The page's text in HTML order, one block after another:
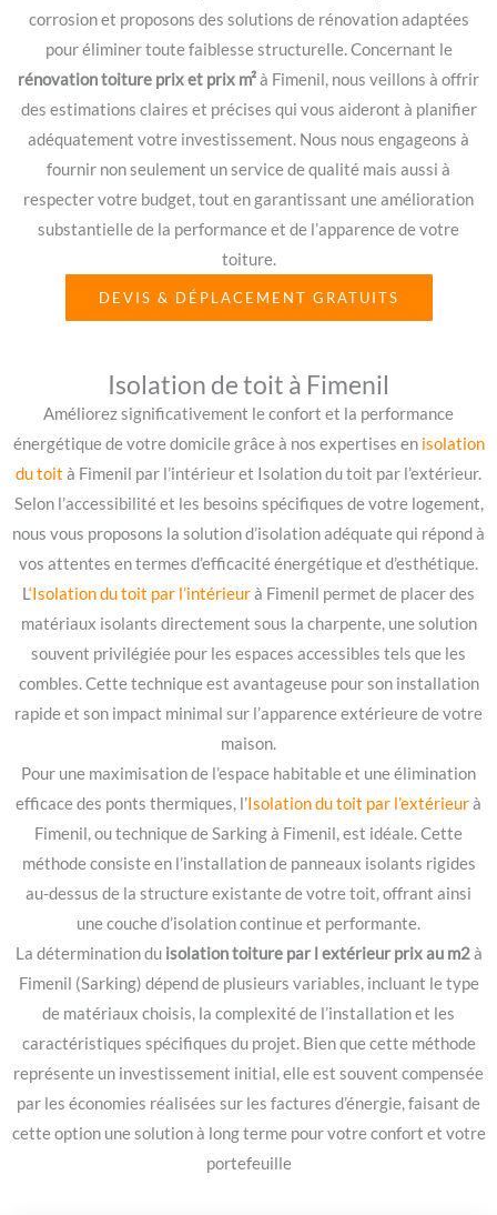
corrosion et proposons des solutions de rénovation adaptées
pour éliminer toute faiblesse structurelle. Concernant le
rénovation toiture prix et prix m²à Fimenil, nous veillons à offrir
des estimations claires et précises qui vous aideront à planifier
adéquatement votre investissement. Nous nous engageons à
fournir non seulement un service de qualité mais aussi à
respecter votre budget, tout en garantissant une amélioration
substantielle de la performance et de l’apparence de votre
toiture.
DEVIS & DÉPLACEMENT GRATUITS
Isolation de toit à Fimenil
Améliorez significativement le confort et la performance
énergétique de votre domicile grâce à nos expertises en isolation
du toit à Fimenil par l’intérieur et Isolation du toit par l’extérieur.
Selon l’accessibilité et les besoins spécifiques de votre logement,
nous vous proposons la solution d’isolation adéquate qui répond à
vos attentes en termes d’efficacité énergétique et d’esthétique.
L‘Isolation du toit par l’intérieurà Fimenil permet de placer des
matériaux isolants directement sous la charpente, une solution
souvent privilégiée pour les espaces accessibles tels que les
combles. Cette technique est avantageuse pour son installation
rapide et son impact minimal sur l’apparence extérieure de votre
maison.
Pour une maximisation de l’espace habitable et une élimination
efficace des ponts thermiques, l’Isolation du toit par l’extérieurà
Fimenil, ou technique de Sarking à Fimenil, est idéale. Cette
méthode consiste en l’installation de panneaux isolants rigides
au-dessus de la structure existante de votre toit, offrant ainsi
une couche d’isolation continue et performante.
La détermination du isolation toiture par l extérieur prix au m2à
Fimenil (Sarking) dépend de plusieurs variables, incluant le type
de matériaux choisis, la complexité de l’installation et les
caractéristiques spécifiques du projet. Bien que cette méthode
représente un investissement initial, elle est souvent compensée
par les économies réalisées sur les factures d’énergie, faisant de
cette option une solution à long terme pour votre confort et votre
portefeuille